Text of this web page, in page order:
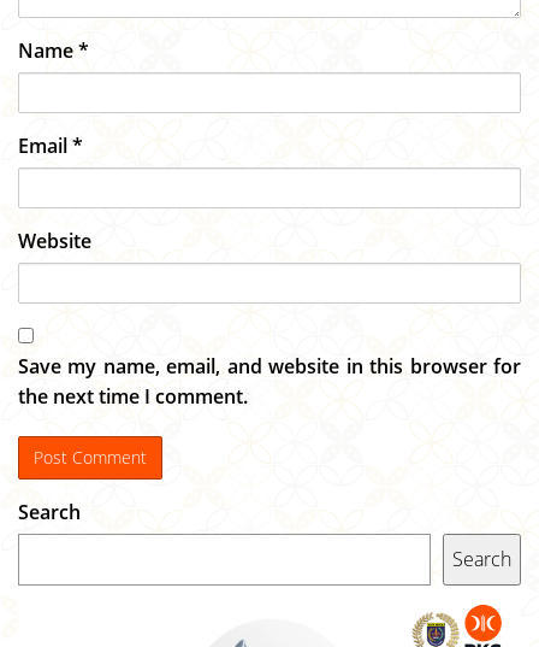
Name*
Email*
Website
Save my name, email, and website in this browser for
the next time I comment.
Search
Search